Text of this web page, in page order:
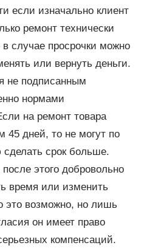
если изначально клиент
ремонт технически
в случае просрочки можно
или вернуть деньги.
не подписанным
нормами
на ремонт товара
45 дней, то не могут по
срок больше.
этого добровольно
время или изменить
это возможно, но лишь
он имеет право
компенсаций.